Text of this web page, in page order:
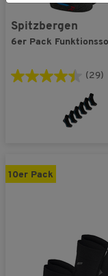
Spitzbergen
6er Pack
(29)
10er Pack